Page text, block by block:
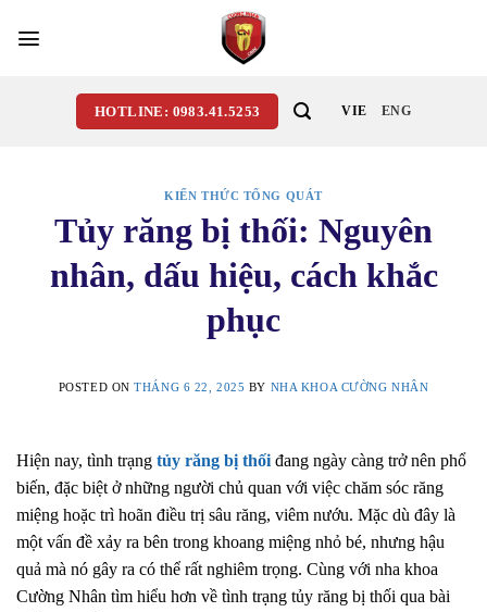
HOTLINE: 0983.41.5253 VIE ENG
KIẾN THỨC TỔNG QUÁT
Tủy răng bị thối: Nguyên
nhân, dấu hiệu, cách khắc
phục
POSTED ONTHÁNG 6 22, 2025 BY NHA KHOA CƯỜNG NHÂN
Hiện nay, tình trạng tủy răng bị thối đang ngày càng trở nên phổ
biến, đặc biệt ở những người chủ quan với việc chăm sóc răng
miệng hoặc trì hoãn điều trị sâu răng, viêm nướu. Mặc dù đây là
một vấn đề xảy ra bên trong khoang miệng nhỏ bé, nhưng hậu
quả mà nó gây ra có thể rất nghiêm trọng. Cùng với nha khoa
Cường Nhân tìm hiểu hơn về tình trạng tủy răng bị thối qua bài